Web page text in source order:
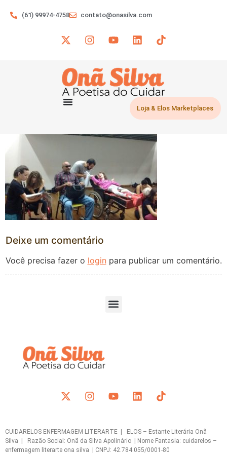
(61) 99974-4758 contato@onasilva.com
Loja & Elos Marketplaces
Deixe um comentário
Você precisa fazer o login para publicar um comentário.
CUIDARELOS ENFERMAGEM LITERARTE | ELOS – Estante Literária Onã
Silva | Razão Social: Onã da Silva Apolinário | Nome Fantasia: cuidarelos –
enfermagem literarte ona silva | CNPJ: 42.784.055/0001-80